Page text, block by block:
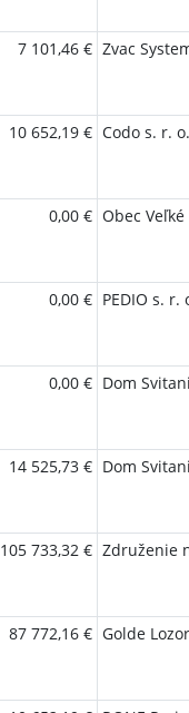
7 101,46 € Zvac
10 652,19 € Codo s. r. o.
0,00 € Obec
0,00 € PEDIO s. r.
0,00 € Dom
14 525,73 € Dom
105 733,32 € Združenie
87 772,16 € Golde